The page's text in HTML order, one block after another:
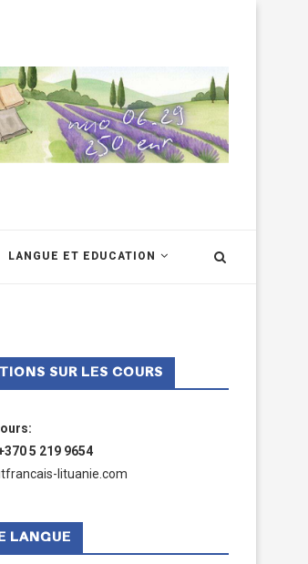
LANGUE ET EDUCATION
SUR LES COURS
:
5 219 9654
lituanie.com
LANGUE